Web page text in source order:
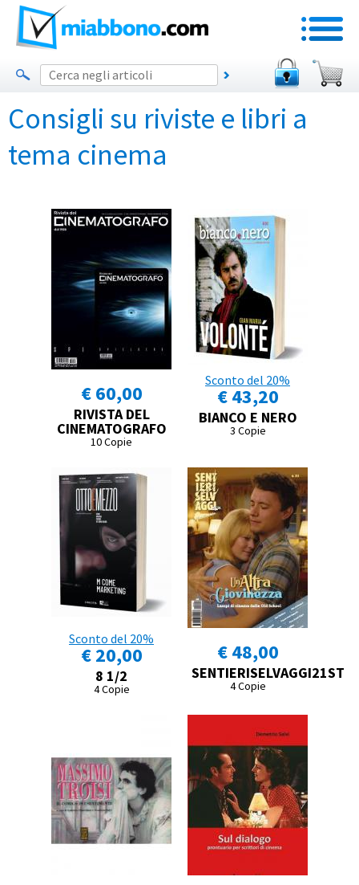
Consigli su riviste e libri a
tema cinema
€ 60,00
RIVISTA DEL
CINEMATOGRAFO
10 Copie
Sconto del 20%
€ 43,20
BIANCO E NERO
3 Copie
Sconto del 20%
€ 20,00
8 1/2
4 Copie
€ 48,00
SENTIERISELVAGGI21ST
4 Copie